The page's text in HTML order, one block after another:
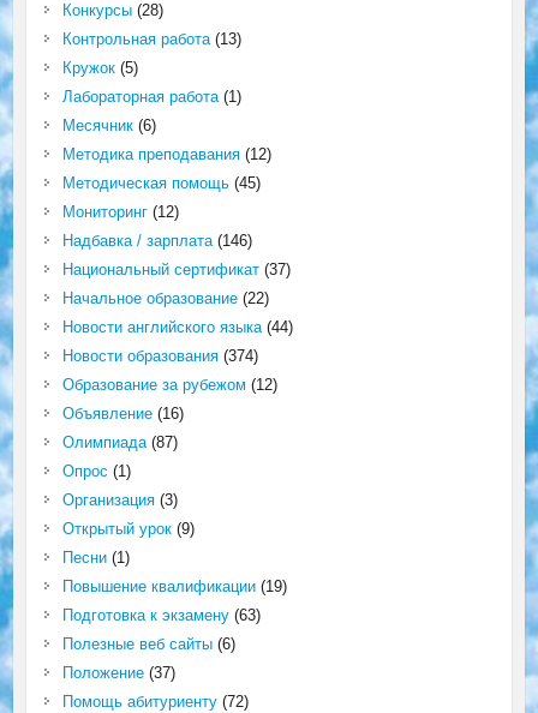
Конкурсы(28)
Контрольная работа(13)
Кружок(5)
Лабораторная работа(1)
Месячник(6)
Методика преподавания(12)
Методическая помощь(45)
Мониторинг(12)
Надбавка / зарплата(146)
Национальный сертификат(37)
Начальное образование(22)
Новости английского языка(44)
Новости образования(374)
Образование за рубежом (12)
Объявление(16)
Олимпиада(87)
Опрос (1)
Организация(3)
Открытый урок(9)
Песни(1)
Повышение квалификации(19)
Подготовка к экзамену(63)
Полезные веб сайты(6)
Положение(37)
Помощь абитуриенту(72)